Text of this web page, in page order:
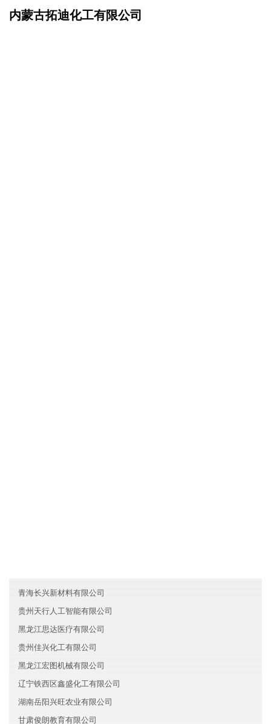
内蒙古拓迪化工有限公司
青海长兴新材料有限公司
贵州天行人工智能有限公司
黑龙江思达医疗有限公司
贵州佳兴化工有限公司
黑龙江宏图机械有限公司
辽宁铁西区鑫盛化工有限公司
湖南岳阳兴旺农业有限公司
甘肃俊朗教育有限公司